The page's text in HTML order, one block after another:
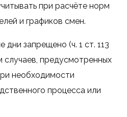
при расчёте норм
и графиков смен.
дни запрещено (ч. 1 ст. 113
предусмотренных
необходимости
процесса или